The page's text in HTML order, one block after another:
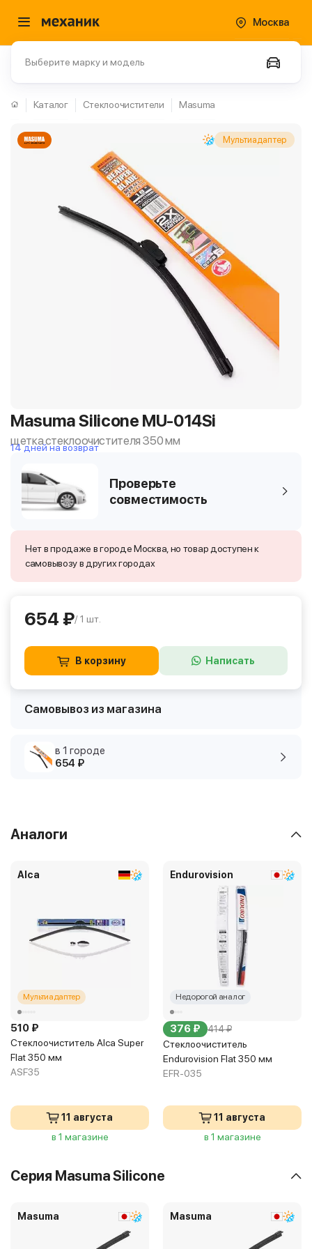
Москва
Выберите марку и модель
Каталог Стеклоочистители Masuma
Мультиадаптер
Masuma Silicone MU-014Si
щетка стеклоочистителя 350 мм
14 дней на возврат
Проверьте
совместимость
Нет в продаже в городе Москва, но товар доступен к
самовывозу в других городах
654 ₽/ 1 шт.
В корзину Написать
Самовывоз из магазина
в 1 городе
654 ₽
Аналоги
Alca
Мультиадаптер
510 ₽
Стеклоочиститель Alca Super
Flat 350 мм
ASF35
11 августа
в 1 магазине
Endurovision
Недорогой аналог
376 ₽ 414 ₽
Стеклоочиститель
Endurovision Flat 350 мм
EFR-035
11 августа
в 1 магазине
Серия Masuma Silicone
Masuma Masuma